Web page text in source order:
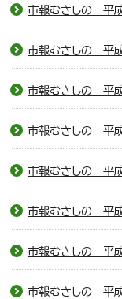
市報むさしの
市報むさしの
市報むさしの
市報むさしの
市報むさしの
市報むさしの
市報むさしの
市報むさしの